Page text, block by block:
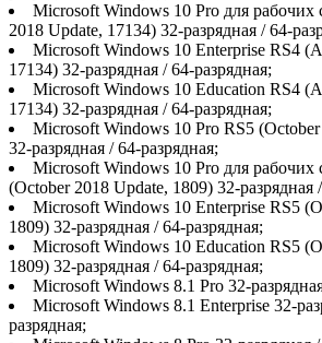
Microsoft Windows 10 Pro для
2018 Update, 17134) 32-разрядная / 64-
Microsoft Windows 10 Enterprise RS4
17134) 32-разрядная / 64-разрядная;
Microsoft Windows 10 Education RS4
17134) 32-разрядная / 64-разрядная;
Microsoft Windows 10 Pro RS5
32-разрядная / 64-разрядная;
Microsoft Windows 10 Pro для рабочих
(October 2018 Update, 1809) 32-разрядная
Microsoft Windows 10 Enterprise RS5
1809) 32-разрядная / 64-разрядная;
Microsoft Windows 10 Education RS5
1809) 32-разрядная / 64-разрядная;
Microsoft Windows 8.1 Pro 32-
Microsoft Windows 8.1 Enterprise 32-
разрядная;